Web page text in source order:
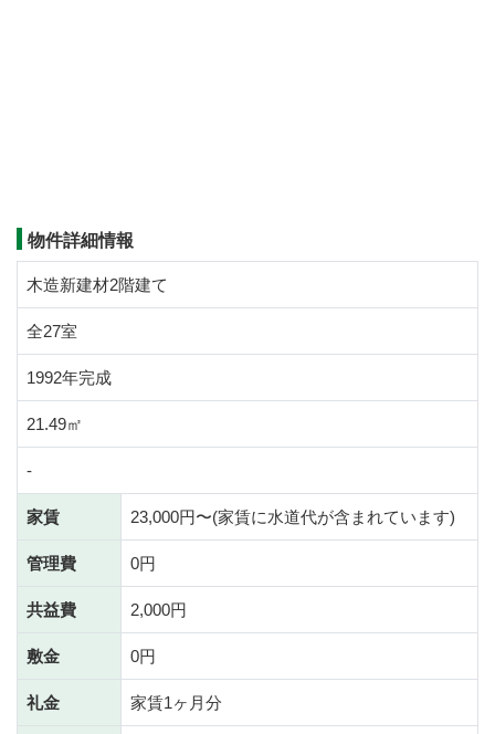
物件詳細情報
木造新建材2階建て
全27室
1992年完成
21.49㎡
-
家賃
23,000円〜(家賃に水道代が含まれています)
管理費
0円
共益費
2,000円
敷金
0円
礼金
家賃1ヶ月分